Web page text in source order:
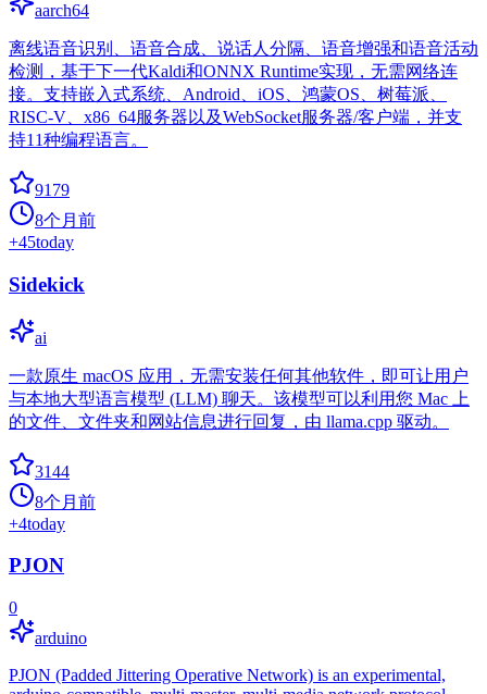
aarch64
离线语音识别、语音合成、说话人分隔、语音增强和语音活动
检测，基于下一代Kaldi和ONNX Runtime实现，无需网络连
接。支持嵌入式系统、Android、iOS、鸿蒙OS、树莓派、
RISC-V、x86_64服务器以及WebSocket服务器/客户端，并支
持11种编程语言。
9179
8个月前
+45today
Sidekick
ai
一款原生 macOS 应用，无需安装任何其他软件，即可让用户
与本地大型语言模型 (LLM) 聊天。该模型可以利用您 Mac 上
的文件、文件夹和网站信息进行回复，由 llama.cpp 驱动。
3144
8个月前
+4today
PJON
0
arduino
PJON (Padded Jittering Operative Network) is an experimental,